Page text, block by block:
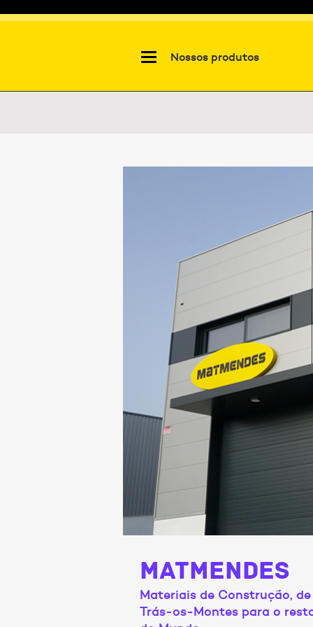
Nossos produtos
MATMENDES
Materiais de Construção, de
Trás-os-Montes para o